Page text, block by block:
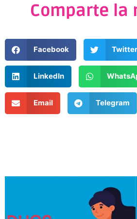
Comparte la
Facebook Twitter
LinkedIn
Email Telegram